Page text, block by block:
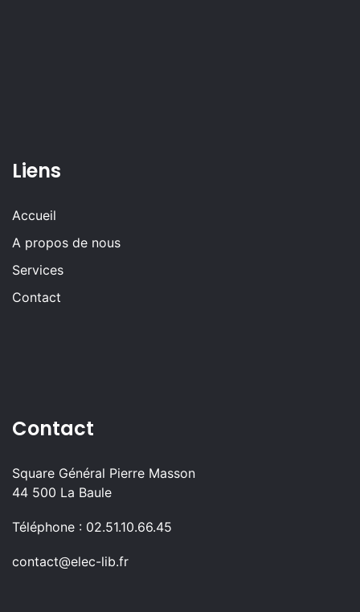
Liens
Accueil
A propos de nous
Services
Contact
Contact
Square Général Pierre Masson
44 500 La Baule
Téléphone : 02.51.10.66.45
contact@elec-lib.fr